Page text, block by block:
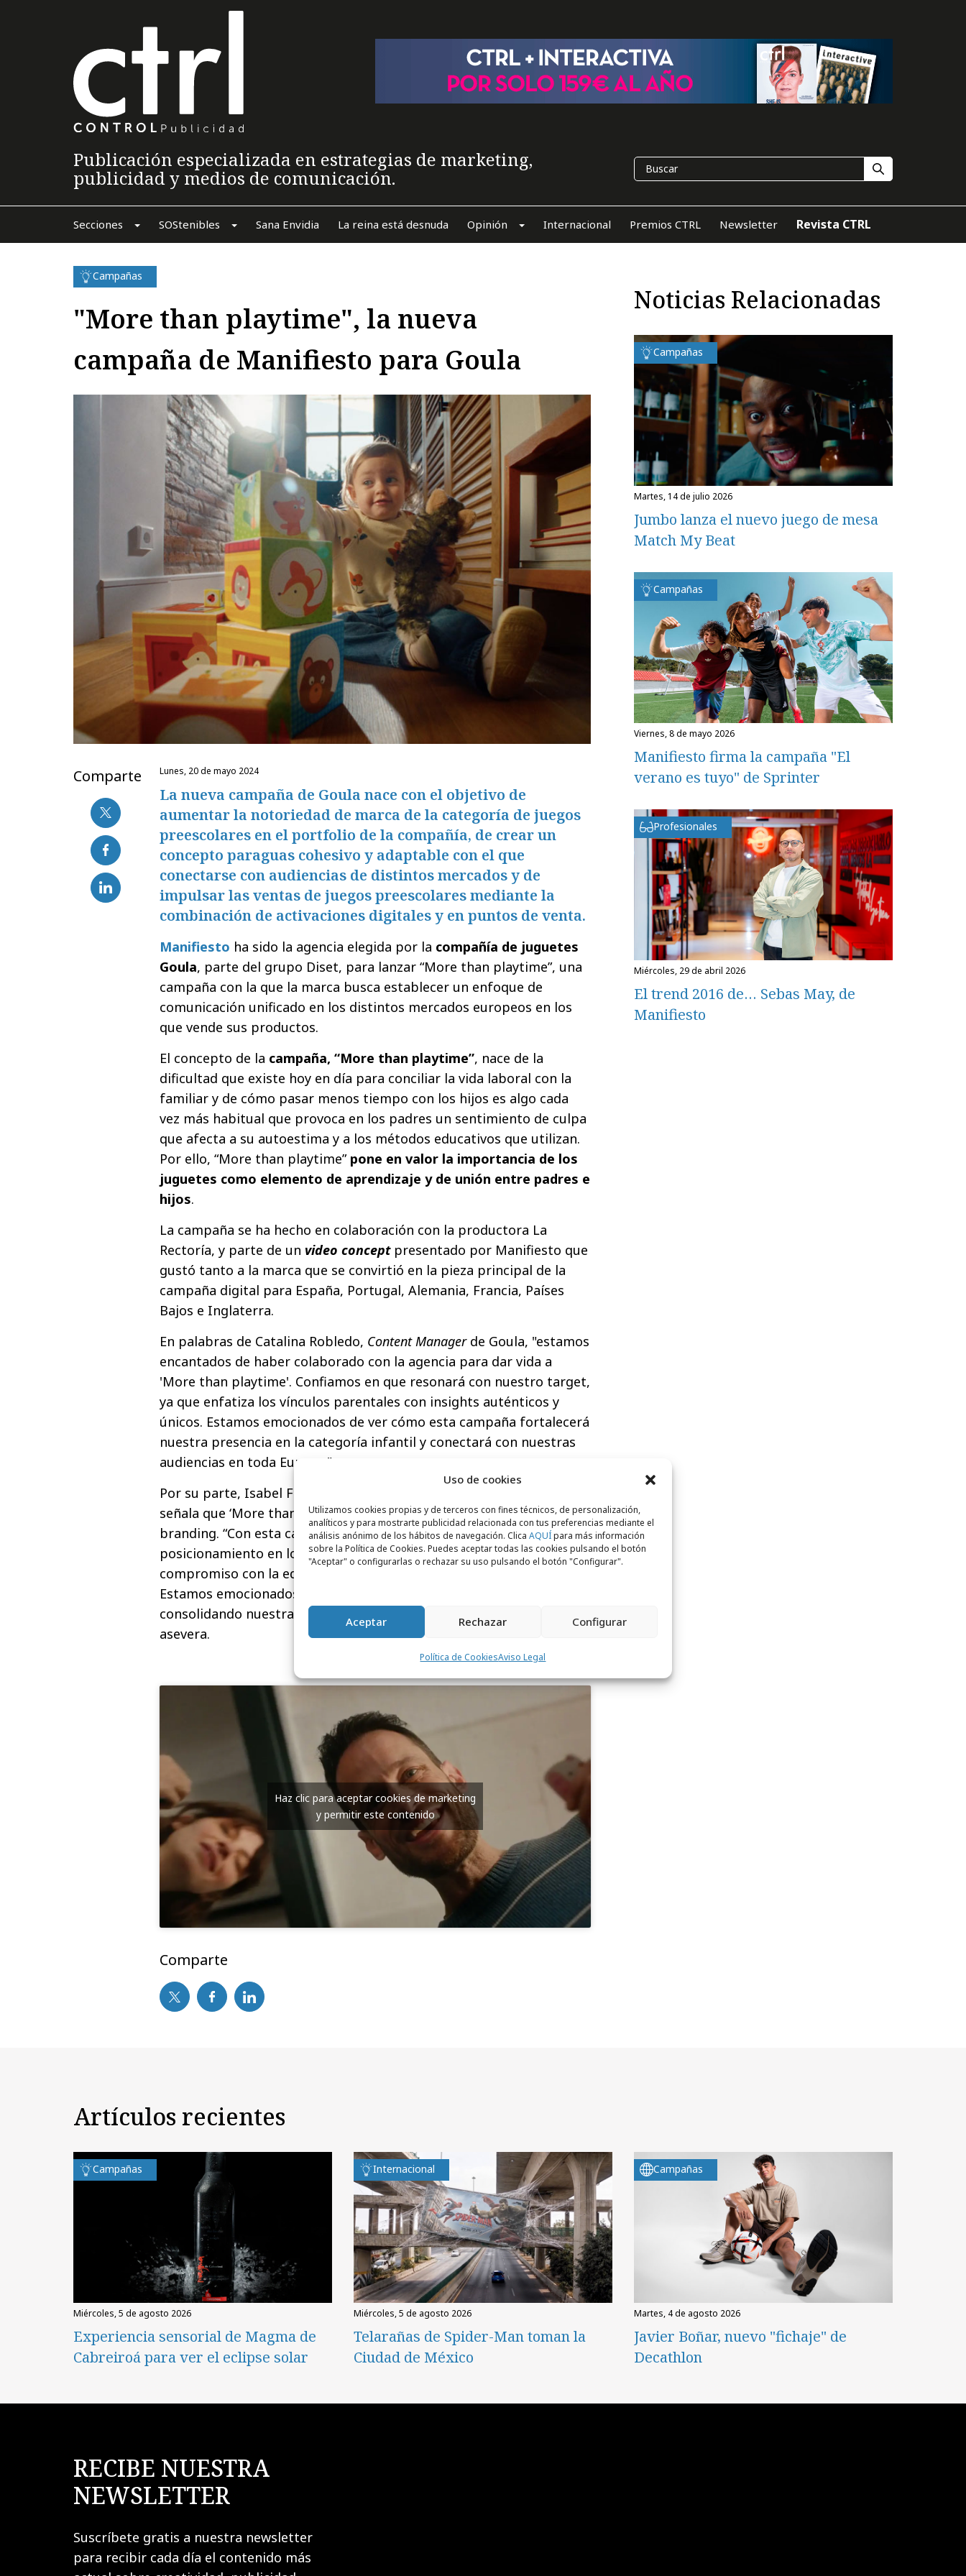
Uso de cookies
Utilizamos cookies propias y de terceros con fines técnicos, de personalización,
analíticos y para mostrarte publicidad relacionada con tus preferencias mediante el
análisis anónimo de los hábitos de navegación. Clica AQUÍpara más información
sobre la Política de Cookies. Puedes aceptar todas las cookies pulsando el botón
"Aceptar" o configurarlas o rechazar su uso pulsando el botón "Configurar".
Aceptar Rechazar Configurar
Política de CookiesAviso Legal
Publicación especializada en estrategias de marketing,
publicidad y medios de comunicación.
Secciones SOStenibles Sana Envidia La reina está desnuda Opinión Internacional Premios CTRL Newsletter Revista CTRL
Campañas
"More than playtime", la nueva
campaña de Manifiesto para Goula
Comparte lunes, 20 de mayo 2024
La nueva campaña de Goula nace con el objetivo de
aumentar la notoriedad de marca de la categoría de juegos
preescolares en el portfolio de la compañía, de crear un
concepto paraguas cohesivo y adaptable con el que
conectarse con audiencias de distintos mercados y de
impulsar las ventas de juegos preescolares mediante la
combinación de activaciones digitales y en puntos de venta.
Manifiesto ha sido la agencia elegida por la compañía de juguetes
Goula, parte del grupo Diset, para lanzar “More than playtime”, una
campaña con la que la marca busca establecer un enfoque de
comunicación unificado en los distintos mercados europeos en los
que vende sus productos.
El concepto de la campaña, “More than playtime”, nace de la
dificultad que existe hoy en día para conciliar la vida laboral con la
familiar y de cómo pasar menos tiempo con los hijos es algo cada
vez más habitual que provoca en los padres un sentimiento de culpa
que afecta a su autoestima y a los métodos educativos que utilizan.
Por ello, “More than playtime” pone en valor la importancia de los
juguetes como elemento de aprendizaje y de unión entre padres e
hijos.
La campaña se ha hecho en colaboración con la productora La
Rectoría, y parte de un video conceptpresentado por Manifiesto que
gustó tanto a la marca que se convirtió en la pieza principal de la
campaña digital para España, Portugal, Alemania, Francia, Países
Bajos e Inglaterra.
En palabras de Catalina Robledo, Content Managerde Goula, "estamos
encantados de haber colaborado con la agencia para dar vida a
'More than playtime'. Confiamos en que resonará con nuestro target,
ya que enfatiza los vínculos parentales con insights auténticos y
únicos. Estamos emocionados de ver cómo esta campaña fortalecerá
nuestra presencia en la categoría infantil y conectará con nuestras
audiencias en toda Europa."
Por su parte, Isabel Fernández,
señala que ‘More than playtime' es un hito crucial en su estrategia de
branding. “Con esta campaña buscamos fortalecer nuestro
posicionamiento en los mercados europeos, reforzando nuestro
compromiso con la educación y el vínculo entre padres e hijos.
Estamos emocionados de ver cómo se desarrolla la campaña,
consolidando nuestra posición como líderes en el mercado infantil”,
asevera.
Haz clic para aceptar cookies de marketing
y permitir este contenido
Comparte
Noticias Relacionadas
Campañas
martes, 14 de julio 2026
Jumbo lanza el nuevo juego de mesa
Match My Beat
Campañas
viernes, 8 de mayo 2026
Manifiesto firma la campaña "El
verano es tuyo" de Sprinter
Profesionales
miércoles, 29 de abril 2026
El trend 2016 de… Sebas May, de
Manifiesto
Artículos recientes
Campañas
miércoles, 5 de agosto 2026
Experiencia sensorial de Magma de
Cabreiroá para ver el eclipse solar
Internacional
miércoles, 5 de agosto 2026
Telarañas de Spider-Man toman la
Ciudad de México
Campañas
martes, 4 de agosto 2026
Javier Boñar, nuevo "fichaje" de
Decathlon
RECIBE NUESTRA
NEWSLETTER
Suscríbete gratis a nuestra newsletter
para recibir cada día el contenido más